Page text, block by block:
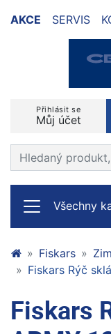
AKCE SERVIS
Přihlásit se
Můj účet
Prohledat web
Všechny
Fiskars
Fiskars Rýč
Fiskars